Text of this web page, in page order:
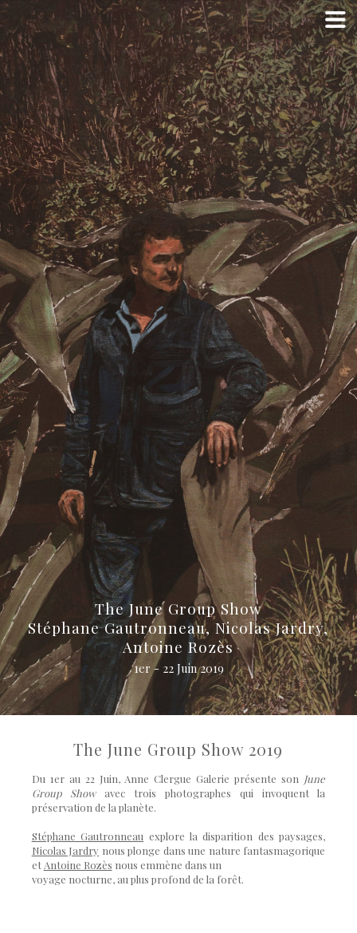
The June Group Show
Stéphane Gautronneau, Nicolas Jardry,
Antoine Rozès
1er - 22 Juin 2019
The June Group Show 2019
Du 1er au 22 Juin, Anne Clergue Galerie présente son June
Group Showavec trois photographes qui invoquent la
préservation de la planète.
Stéphane Gautronneau explore la disparition des paysages,
Nicolas Jardry nous plonge dans une nature fantasmagorique
et Antoine Rozès nous emmène dans un
voyage nocturne, au plus profond de la forêt.